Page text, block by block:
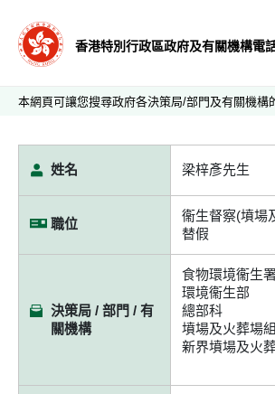
香港特別行政區政府及有關機構電
本網頁可讓您搜尋政府各決策局/部門及有關機構
姓名 梁梓彥先生
職位
衞生督察(墳場
替假
決策局 / 部門 / 有
關機構
食物環境衞生
環境衞生部
總部科
墳場及火葬場組
新界墳場及火